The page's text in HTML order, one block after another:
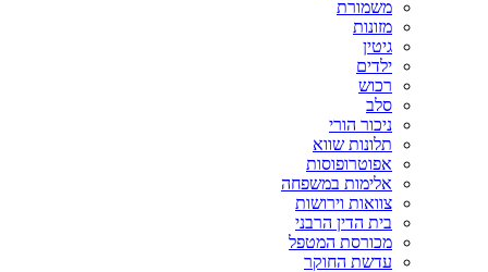
משמורת
מזונות
גיטין
ילדים
רכוש
סלב
ניכור הורי
תלונות שווא
אפוטרופוסות
אלימות במשפחה
צוואות וירושות
בית הדין הרבני
מכורסת המטפל
עדשת החוקר